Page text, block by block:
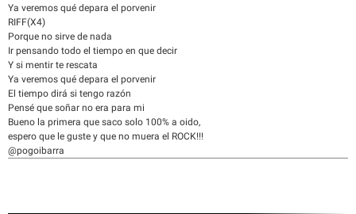
Ya veremos qué depara el porvenir
RIFF(X4)
Porque no sirve de nada
Ir pensando todo el tiempo en que decir
Y si mentir te rescata
Ya veremos qué depara el porvenir
El tiempo dirá si tengo razón
Pensé que soñar no era para mi
Bueno la primera que saco solo 100% a oido,
espero que le guste y que no muera el ROCK!!!
@pogoibarra